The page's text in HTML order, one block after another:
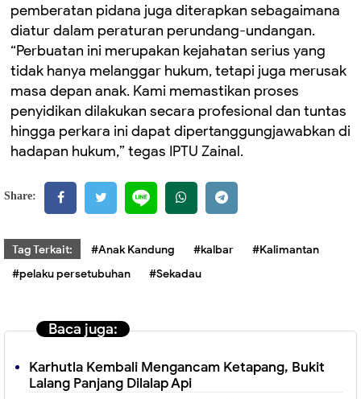
pemberatan pidana juga diterapkan sebagaimana
diatur dalam peraturan perundang-undangan.
“Perbuatan ini merupakan kejahatan serius yang
tidak hanya melanggar hukum, tetapi juga merusak
masa depan anak. Kami memastikan proses
penyidikan dilakukan secara profesional dan tuntas
hingga perkara ini dapat dipertanggungjawabkan di
hadapan hukum,” tegas IPTU Zainal.
Share:
Tag Terkait: #Anak Kandung #kalbar
#Kalimantan
#pelaku persetubuhan
#Sekadau
Baca juga:
Karhutla Kembali Mengancam Ketapang, Bukit
Lalang Panjang Dilalap Api